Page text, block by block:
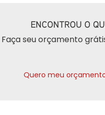
ENCONTROU O
Faça seu orçamento
Quero meu